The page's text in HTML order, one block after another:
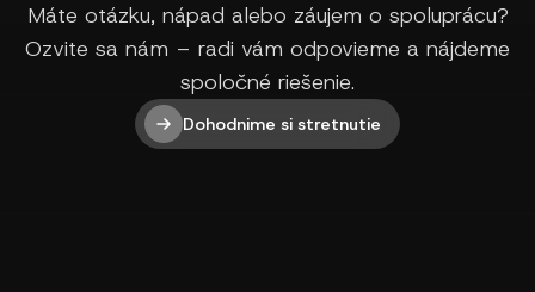
Máte otázku, nápad alebo záujem o spoluprácu?
Ozvite sa nám – radi vám odpovieme a nájdeme
spoločné riešenie.
Dohodnime si stretnutie